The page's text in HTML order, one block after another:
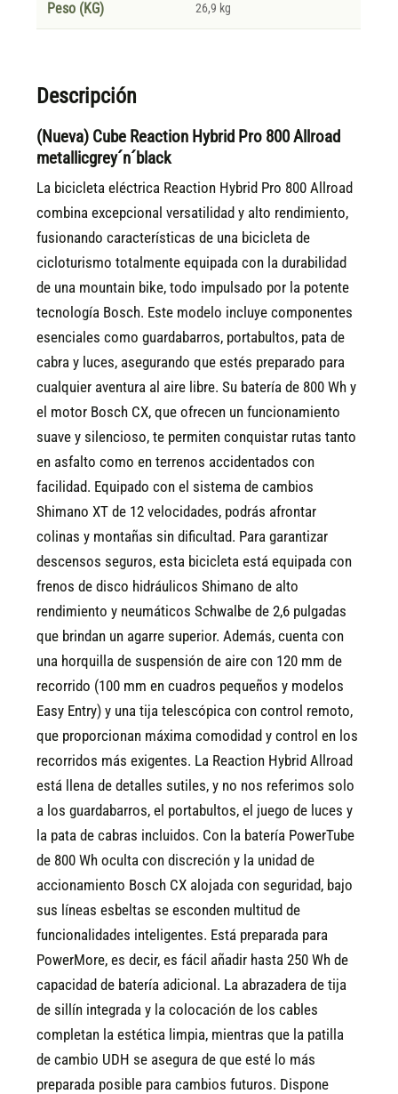
Peso (KG) 26,9 kg
Descripción
(Nueva) Cube Reaction Hybrid Pro 800 Allroad
metallicgrey´n´black
La bicicleta eléctrica Reaction Hybrid Pro 800 Allroad
combina excepcional versatilidad y alto rendimiento,
fusionando características de una bicicleta de
cicloturismo totalmente equipada con la durabilidad
de una mountain bike, todo impulsado por la potente
tecnología Bosch. Este modelo incluye componentes
esenciales como guardabarros, portabultos, pata de
cabra y luces, asegurando que estés preparado para
cualquier aventura al aire libre. Su batería de 800 Wh y
el motor Bosch CX, que ofrecen un funcionamiento
suave y silencioso, te permiten conquistar rutas tanto
en asfalto como en terrenos accidentados con
facilidad. Equipado con el sistema de cambios
Shimano XT de 12 velocidades, podrás afrontar
colinas y montañas sin dificultad. Para garantizar
descensos seguros, esta bicicleta está equipada con
frenos de disco hidráulicos Shimano de alto
rendimiento y neumáticos Schwalbe de 2,6 pulgadas
que brindan un agarre superior. Además, cuenta con
una horquilla de suspensión de aire con 120 mm de
recorrido (100 mm en cuadros pequeños y modelos
Easy Entry) y una tija telescópica con control remoto,
que proporcionan máxima comodidad y control en los
recorridos más exigentes. La Reaction Hybrid Allroad
está llena de detalles sutiles, y no nos referimos solo
a los guardabarros, el portabultos, el juego de luces y
la pata de cabras incluidos. Con la batería PowerTube
de 800 Wh oculta con discreción y la unidad de
accionamiento Bosch CX alojada con seguridad, bajo
sus líneas esbeltas se esconden multitud de
funcionalidades inteligentes. Está preparada para
PowerMore, es decir, es fácil añadir hasta 250 Wh de
capacidad de batería adicional. La abrazadera de tija
de sillín integrada y la colocación de los cables
completan la estética limpia, mientras que la patilla
de cambio UDH se asegura de que esté lo más
preparada posible para cambios futuros. Dispone